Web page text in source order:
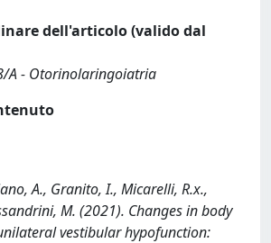
dell'articolo (valido dal
A - Otorinolaringoiatria
A., Granito, I., Micarelli, R.x.,
M. (2021). Changes in body
vestibular hypofunction: